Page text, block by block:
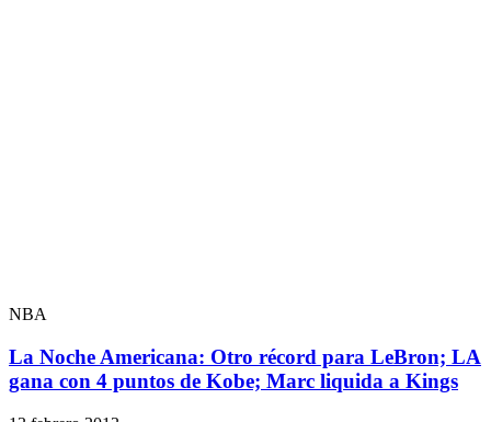
NBA
La Noche Americana: Otro récord para LeBron; LA
gana con 4 puntos de Kobe; Marc liquida a Kings